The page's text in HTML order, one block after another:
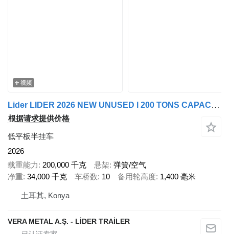
视频
Lider LIDER 2026 NEW UNUSED l 200 TONS CAPACITY New Productions Direct
根据请求提供价格
低平板半挂车
2026
载重能力
200,000 千克 悬架 弹簧/空气
净重 34,000 千克 车桥数 10 备用轮高度 1,400 毫米
土耳其, Konya
VERA METAL A.Ş. - LİDER TRAİLER